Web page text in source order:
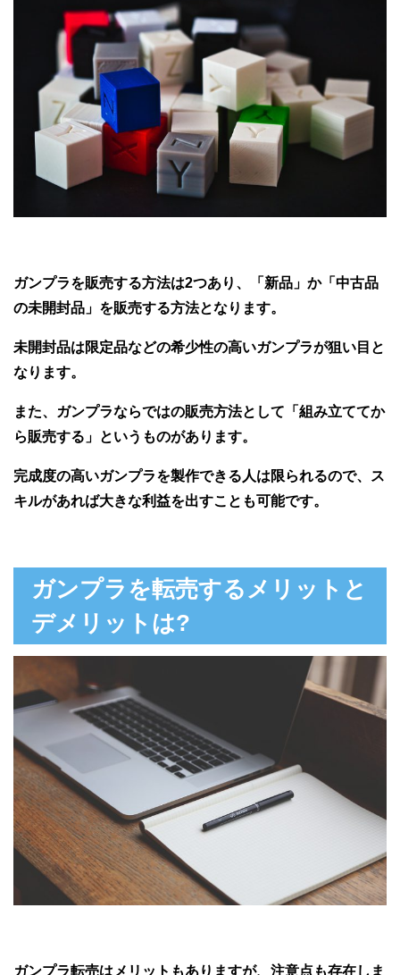
ガンプラを販売する方法は2つあり、「新品」か「中古品
の未開封品」を販売する方法となります。
未開封品は限定品などの希少性の高いガンプラが狙い目と
なります。
また、ガンプラならではの販売方法として「組み立ててか
ら販売する」というものがあります。
完成度の高いガンプラを製作できる人は限られるので、ス
キルがあれば大きな利益を出すことも可能です。
ガンプラを転売するメリットと
デメリットは?
ガンプラ転売はメリットもありますが、注意点も存在しま